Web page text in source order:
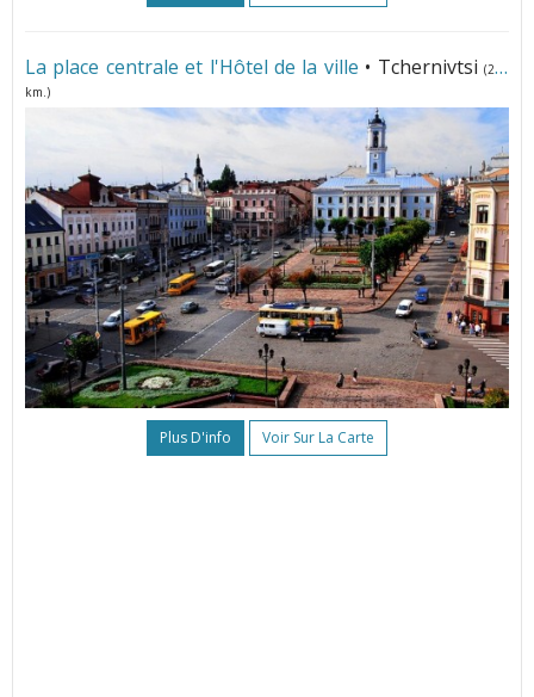
La place centrale et l'Hôtel de la ville • Tchernivtsi(271
km.)
Plus D'info Voir Sur La Carte